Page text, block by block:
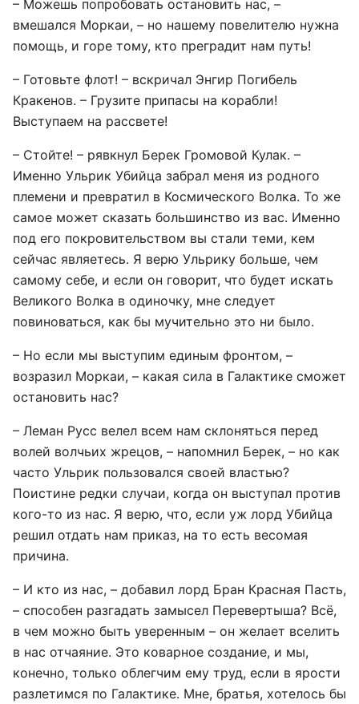
– Можешь попробовать остановить нас, –
вмешался Моркаи, – но нашему повелителю нужна
помощь, и горе тому, кто преградит нам путь!
– Готовьте флот! – вскричал Энгир Погибель
Кракенов. – Грузите припасы на корабли!
Выступаем на рассвете!
– Стойте! – рявкнул Берек Громовой Кулак. –
Именно Ульрик Убийца забрал меня из родного
племени и превратил в Космического Волка. То же
самое может сказать большинство из вас. Именно
под его покровительством вы стали теми, кем
сейчас являетесь. Я верю Ульрику больше, чем
самому себе, и если он говорит, что будет искать
Великого Волка в одиночку, мне следует
повиноваться, как бы мучительно это ни было.
– Но если мы выступим единым фронтом, –
возразил Моркаи, – какая сила в Галактике сможет
остановить нас?
– Леман Русс велел всем нам склоняться перед
волей волчьих жрецов, – напомнил Берек, – но как
часто Ульрик пользовался своей властью?
Поистине редки случаи, когда он выступал против
кого-то из нас. Я верю, что, если уж лорд Убийца
решил отдать нам приказ, на то есть весомая
причина.
– И кто из нас, – добавил лорд Бран Красная Пасть,
– способен разгадать замысел Перевертыша? Всё,
в чем можно быть уверенным – он желает вселить
в нас отчаяние. Это коварное создание, и мы,
конечно, только облегчим ему труд, если в ярости
разлетимся по Галактике. Мне, братья, хотелось бы